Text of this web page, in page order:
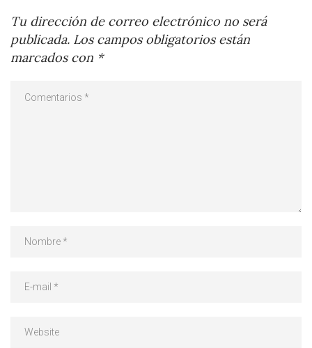
Tu dirección de correo electrónico no será
publicada. Los campos obligatorios están
marcados con *